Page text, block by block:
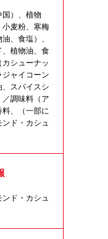
）、植物
小麦粉、寒梅
、食塩）、
、植物油、食
シューナッ
ャイコーン
、スパイスシ
調味料（ア
料、（一部に
ド・カシュ
ド・カシュ